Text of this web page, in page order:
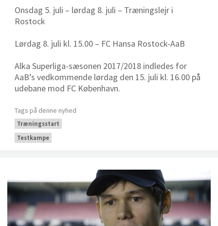
Onsdag 5. juli – lørdag 8. juli – Træningslejr i
Rostock
Lørdag 8. juli kl. 15.00 – FC Hansa Rostock-AaB
Alka Superliga-sæsonen 2017/2018 indledes for
AaB’s vedkommende lørdag den 15. juli kl. 16.00 på
udebane mod FC København.
Tags på denne nyhed
Træningsstart
Testkampe